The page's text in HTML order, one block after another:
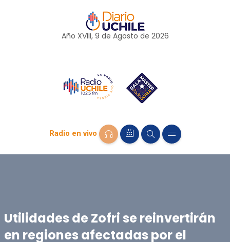
Año XVIII, 9 de Agosto de 2026
Radio en vivo
Utilidades de Zofri se reinvertirán
en regiones afectadas por el